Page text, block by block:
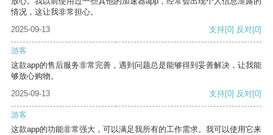
情况，这让我非常担心。
2025-09-13
支持[0] 反对[0]
游客
这款app的售后服务非常完善，遇到问题总是能够得到妥善解决，让我能
够放心购物。
2025-09-13
支持[0] 反对[0]
游客
这款app的功能非常强大，可以满足我所有的工作需求。我可以使用它来